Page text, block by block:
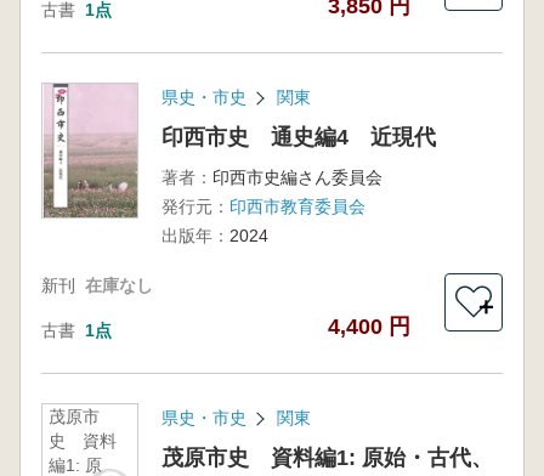
古書 1点 3,850 円
県史・市史 関東
印西市史 通史編4 近現代
著者： 印西市史編さん委員会
発行元： 印西市教育委員会
出版年： 2024
新刊 在庫なし
古書 1点 4,400 円
＋
茂原市
史 資料
編1: 原
県史・市史 関東
茂原市史 資料編1: 原始・古代、